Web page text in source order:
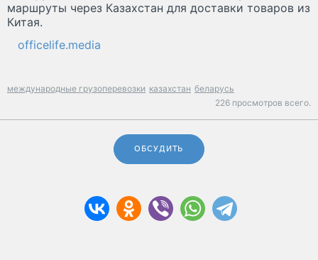
маршруты через Казахстан для доставки товаров из
Китая.
officelife.media
международные грузоперевозки казахстан беларусь
226 просмотров всего.
ОБСУДИТЬ